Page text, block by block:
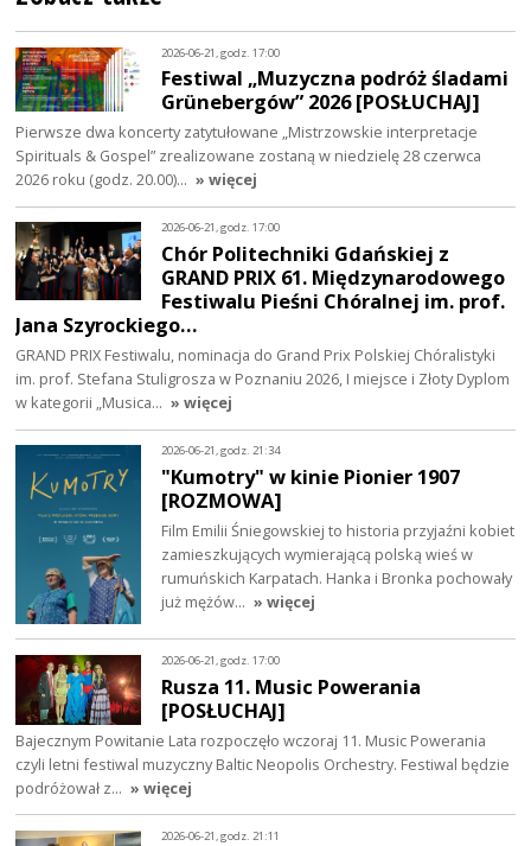
2026-06-21, godz. 17:00
Festiwal „Muzyczna podróż śladami
Grünebergów” 2026 [POSŁUCHAJ]
Pierwsze dwa koncerty zatytułowane „Mistrzowskie interpretacje
Spirituals & Gospel” zrealizowane zostaną w niedzielę 28 czerwca
2026 roku (godz. 20.00)… » więcej
2026-06-21, godz. 17:00
Chór Politechniki Gdańskiej z
GRAND PRIX 61. Międzynarodowego
Festiwalu Pieśni Chóralnej im. prof.
Jana Szyrockiego…
GRAND PRIX Festiwalu, nominacja do Grand Prix Polskiej Chóralistyki
im. prof. Stefana Stuligrosza w Poznaniu 2026, I miejsce i Złoty Dyplom
w kategorii „Musica… » więcej
2026-06-21, godz. 21:34
"Kumotry" w kinie Pionier 1907
[ROZMOWA]
Film Emilii Śniegowskiej to historia przyjaźni kobiet
zamieszkujących wymierającą polską wieś w
rumuńskich Karpatach. Hanka i Bronka pochowały
już mężów… » więcej
2026-06-21, godz. 17:00
Rusza 11. Music Powerania
[POSŁUCHAJ]
Bajecznym Powitanie Lata rozpoczęło wczoraj 11. Music Powerania
czyli letni festiwal muzyczny Baltic Neopolis Orchestry. Festiwal będzie
podróżował z… » więcej
2026-06-21, godz. 21:11